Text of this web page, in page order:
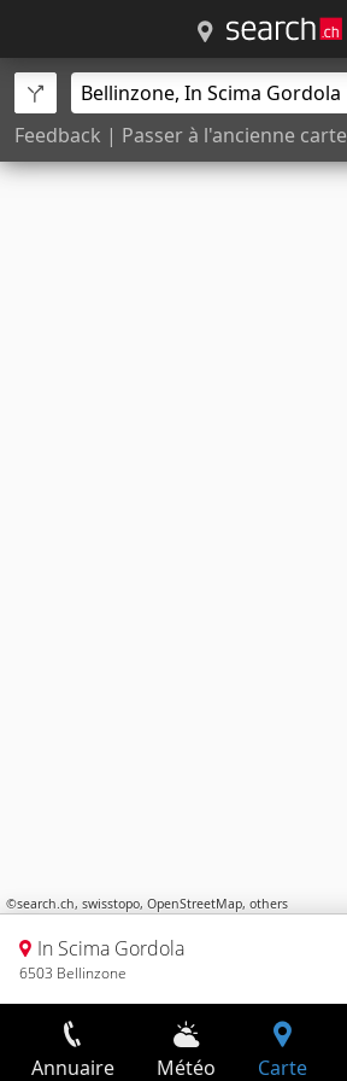
Feedback | Passer à l'ancienne carte
©search.ch, swisstopo, OpenStreetMap, others
In Scima Gordola
6503 Bellinzone
Annuaire Météo Carte